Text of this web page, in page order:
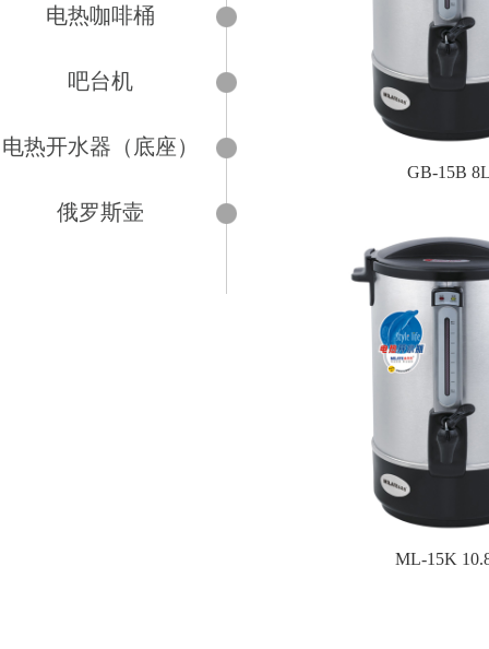
电热咖啡桶
吧台机
电热开水器（底座）
俄罗斯壶
GB-15B
ML-15K